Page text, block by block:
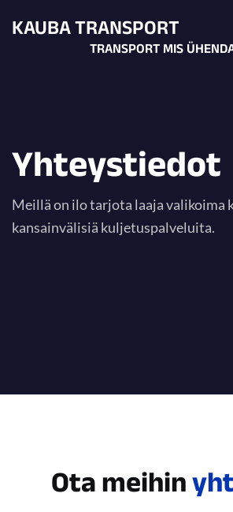
sisältöön
KAUBA TRANSPORT
TRANSPORT MIS
Yhteystiedot
Meillä on ilo tarjota laaja valikoima
kansainvälisiä kuljetuspalveluita.
Ota meihin